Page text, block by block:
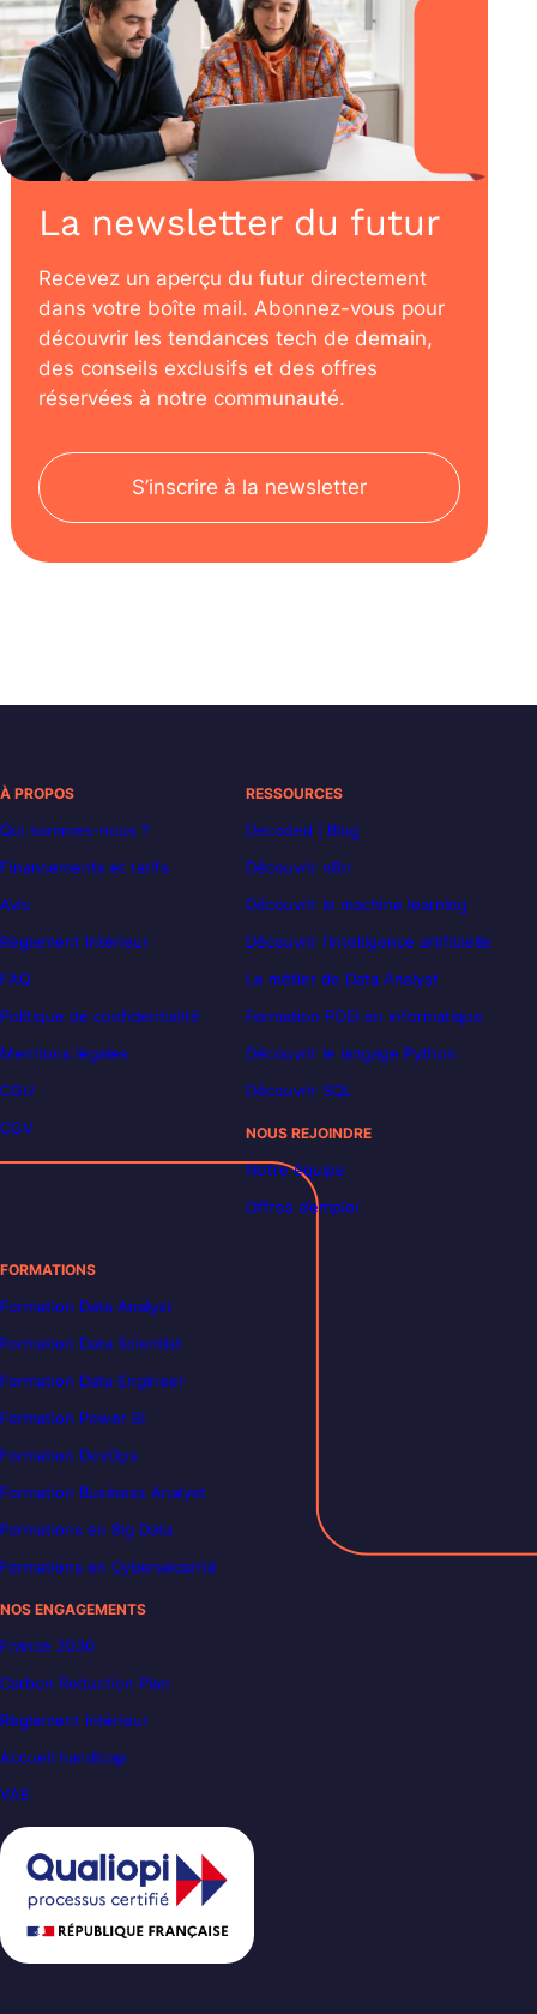
La newsletter du futur
Recevez un aperçu du futur directement
dans votre boîte mail. Abonnez-vous pour
découvrir les tendances tech de demain,
des conseils exclusifs et des offres
réservées à notre communauté.
S’inscrire à la newsletter
À PROPOS
Qui sommes-nous ?
Financements et tarifs
Avis
Règlement intérieur
FAQ
Politique de confidentialité
Mentions légales
CGU
CGV
RESSOURCES
Decoded | Blog
Découvrir n8n
Découvrir le machine learning
Découvrir l’intelligence artificielle
Le métier de Data Analyst
Formation POEI en informatique
Découvrir le langage Python
Découvrir SQL
NOUS REJOINDRE
Notre équipe
Offres d’emploi
FORMATIONS
Formation Data Analyst
Formation Data Scientist
Formation Data Engineer
Formation Power BI
Formation DevOps
Formation Business Analyst
Formations en Big Data
Formations en Cybersécurité
NOS ENGAGEMENTS
France 2030
Carbon Reduction Plan
Règlement intérieur
Accueil handicap
VAE